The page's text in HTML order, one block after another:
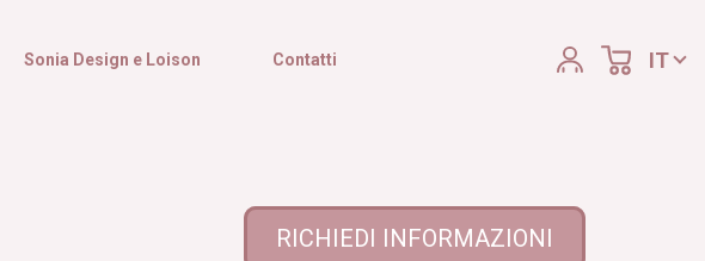
Sonia Design e Loison Contatti IT
RICHIEDI INFORMAZIONI